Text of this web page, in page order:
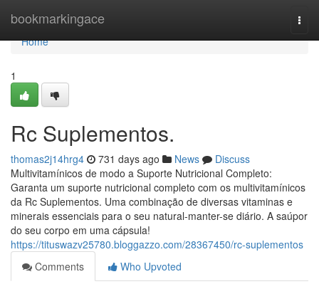
bookmarkingace
Home
Home
1
Rc Suplementos.
thomas2j14hrg4 731 days ago News
Discuss
Multivitamínicos de modo a Suporte Nutricional Completo:
Garanta um suporte nutricional completo com os multivitamínicos
da Rc Suplementos. Uma combinação de diversas vitaminas e
minerais essenciais para o seu natural-manter-se diário. A saúpor
do seu corpo em uma cápsula!
https://tituswazv25780.bloggazzo.com/28367450/rc-suplementos
Comments
Who Upvoted